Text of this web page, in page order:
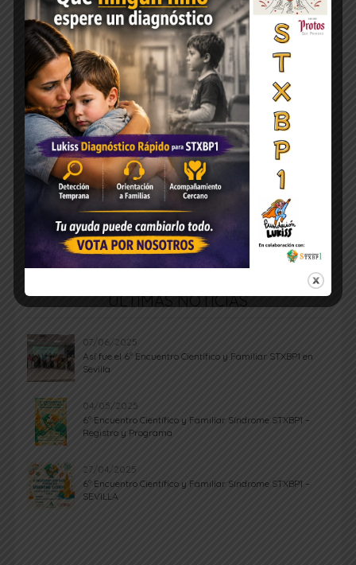
ÚLTIMAS NOTICIAS
07/06/2025
Así fue el 6º Encuentro Científico y Familiar STXBP1 en
Sevilla
04/05/2025
6º Encuentro Científico y Familiar Síndrome STXBP1 –
Registro y Programa
27/04/2025
6º Encuentro Científico y Familiar Síndrome STXBP1 –
SEVILLA